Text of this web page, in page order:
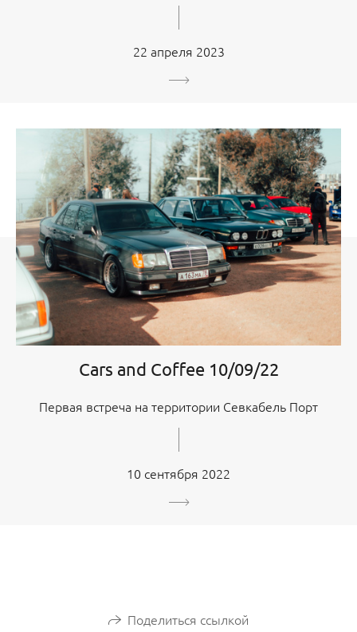
22 апреля 2023
Cars and Coffee 10/09/22
Первая встреча на территории Севкабель Порт
10 сентября 2022
Поделиться ссылкой